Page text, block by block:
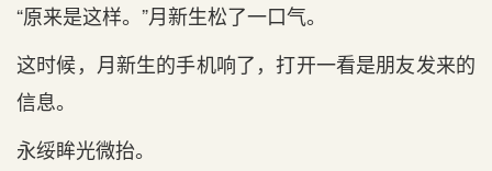
“原来是这样。”月新生松了一口气。
这时候，月新生的手机响了，打开一看是朋友发来的
信息。
永绥眸光微抬。